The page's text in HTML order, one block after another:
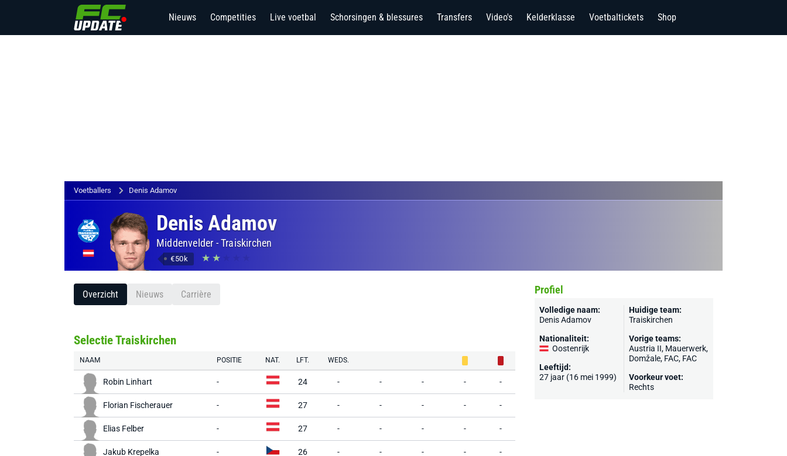
Nieuws Competities Live voetbal Schorsingen & blessures Transfers Video's Kelderklasse Voetbaltickets Shop
Voetballers Denis Adamov
Denis Adamov
Middenvelder -Traiskirchen
€50k
Overzicht Nieuws Carrière
Selectie Traiskirchen
NAAM POSITIE NAT. LFT. WEDS.
Robin Linhart - 24 - - - - -
Florian Fischerauer - 27 - - - - -
Elias Felber - 27 - - - - -
Jakub Krepelka - 26 - - - - -
Profiel
Volledige naam:
Denis Adamov
Nationaliteit:
Oostenrijk
Leeftijd:
27 jaar (16 mei 1999)
Huidige team:
Traiskirchen
Vorige teams:
Austria II, Mauerwerk,
Domžale, FAC, FAC
Voorkeur voet:
Rechts